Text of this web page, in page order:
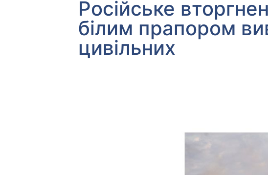
Російське
білим прапором
цивільних